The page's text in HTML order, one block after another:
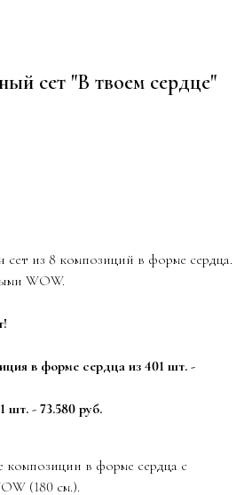
сет "В твоем сердце"
из 8 композиций в форме сердца.
WOW.
в форме сердца из 401 шт. -
шт. - 73.580 руб.
композиции в форме сердца с
(180 см.).